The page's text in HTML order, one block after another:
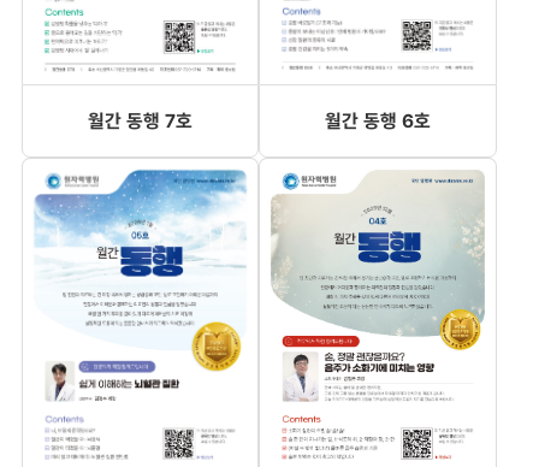
월간 동행 7호 월간 동행 6호